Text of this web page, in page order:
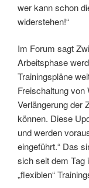
wer kann schon
widerstehen!“
Im Forum sagt
Arbeitsphase
Trainingspläne
Freischaltung von
Verlängerung der
können. Diese
und werden
eingeführt.“ Das
sich seit dem Tag
„flexiblen“